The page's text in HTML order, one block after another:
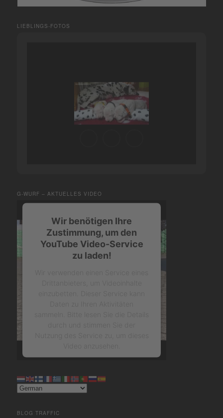
LIEBLINGS-FOTOS
G-WURF – AKTUELLES VIDEO
Wir benötigen Ihre
Zustimmung, um den
YouTube Video-Service
zu laden!
Mehr Informationen
BLOG TRAFFIC